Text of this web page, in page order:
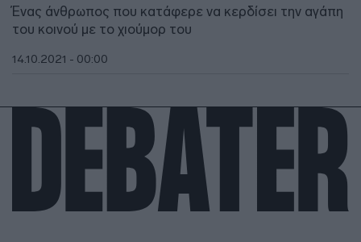
Ένας άνθρωπος που κατάφερε να κερδίσει την αγάπη
του κοινού με το χιούμορ του
14.10.2021 - 00:00